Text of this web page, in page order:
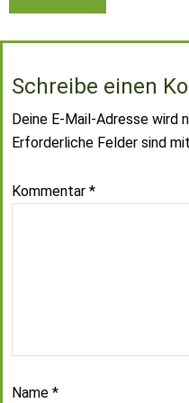
Schreibe einen
Deine E-Mail-Adresse
Erforderliche Felder sind mit
Kommentar *
Name *